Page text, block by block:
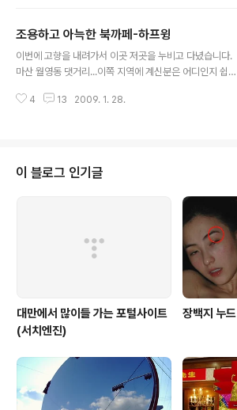
도 CPL 필터를 끼우면 보정없이도 파란 하늘을 담을 수 있
어서 편한 것 같아요 비록 후핀이 나갔지만 그래도 쓸만한
듯 역광장 앞에는 맛있는 음식들을 팔고 있었어요 모락모
고 싶은 충동이 납니다^^ 태백산 동동주도 참 맛있겠죠? 사
조용하고 아늑한 북까페-하프윙
이번에 고향을 내려가서 이곳 저곳을 누비고 다녔습니다.
마산 월영동 댓거리...이쪽 지역에 계신분은 어디인지 쉽게
색 간판으로 쉽게 찾을 수 있습니다. 물론 서울 삼청동 북까
인 이종은님이 직접 운영하는 거라고 하더군요.^^ 무엇보
다 푹신한 자리도 맘에 들었습니다. 게다가 주문한 커피 맛
역시 브라보~!! 직접 커피를 볶아서 만들어서 그런지 진한
커피향을 제대로 맛 볼 수 있었어요. 아이스 까페모카와 따
뜻한 아메리카노 커피~^^ 진하면서도 은은한 아메리카노
향과 맛이 제대로 어우..
4 13 2009. 1. 28.
이 블로그 인기글
대만에서 많이들 가는 포털사이트
(서치엔진)
장백지 누드